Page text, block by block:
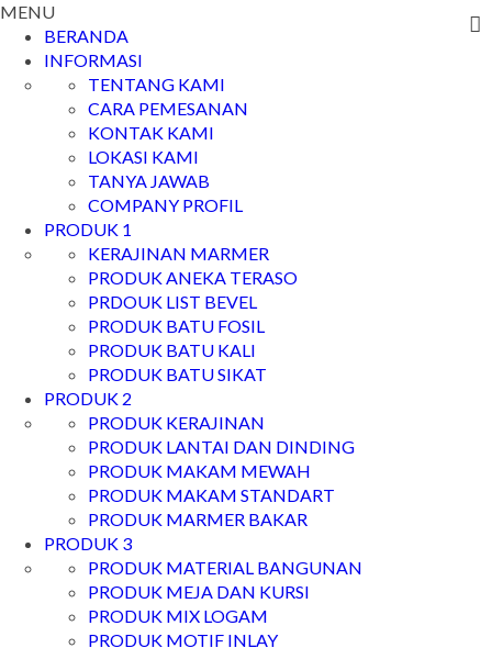
MENU
BERANDA
INFORMASI
TENTANG KAMI
CARA PEMESANAN
KONTAK KAMI
LOKASI KAMI
TANYA JAWAB
COMPANY PROFIL
PRODUK 1
KERAJINAN MARMER
PRODUK ANEKA TERASO
PRDOUK LIST BEVEL
PRODUK BATU FOSIL
PRODUK BATU KALI
PRODUK BATU SIKAT
PRODUK 2
PRODUK KERAJINAN
PRODUK LANTAI DAN DINDING
PRODUK MAKAM MEWAH
PRODUK MAKAM STANDART
PRODUK MARMER BAKAR
PRODUK 3
PRODUK MATERIAL BANGUNAN
PRODUK MEJA DAN KURSI
PRODUK MIX LOGAM
PRODUK MOTIF INLAY